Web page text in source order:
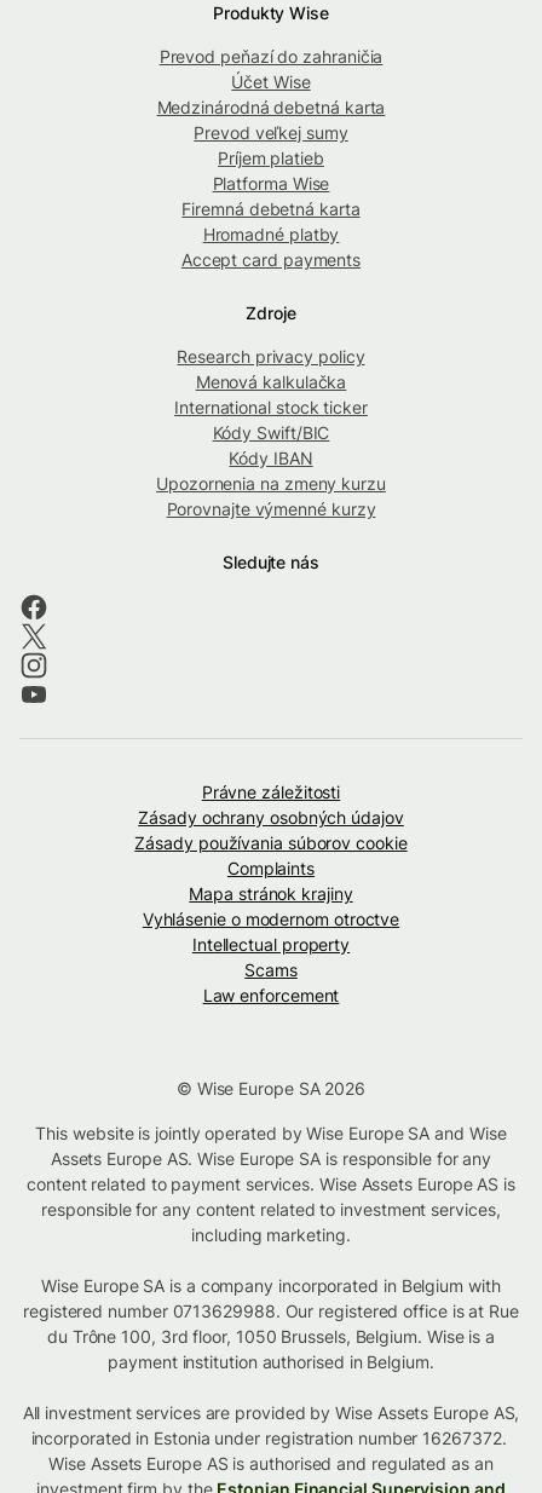
Produkty Wise
Prevod peňazí do zahraničia
Účet Wise
Medzinárodná debetná karta
Prevod veľkej sumy
Príjem platieb
Platforma Wise
Firemná debetná karta
Hromadné platby
Accept card payments
Zdroje
Research privacy policy
Menová kalkulačka
International stock ticker
Kódy Swift/BIC
Kódy IBAN
Upozornenia na zmeny kurzu
Porovnajte výmenné kurzy
Sledujte nás
Právne záležitosti
Zásady ochrany osobných údajov
Zásady používania súborov cookie
Complaints
Mapa stránok krajiny
Vyhlásenie o modernom otroctve
Intellectual property
Scams
Law enforcement
© Wise Europe SA 2026
This website is jointly operated by Wise Europe SA and Wise
Assets Europe AS. Wise Europe SA is responsible for any
content related to payment services. Wise Assets Europe AS is
responsible for any content related to investment services,
including marketing.
Wise Europe SA is a company incorporated in Belgium with
registered number 0713629988. Our registered office is at Rue
du Trône 100, 3rd floor, 1050 Brussels, Belgium. Wise is a
payment institution authorised in Belgium.
All investment services are provided by Wise Assets Europe AS,
incorporated in Estonia under registration number 16267372.
Wise Assets Europe AS is authorised and regulated as an
investment firm by the Estonian Financial Supervision and